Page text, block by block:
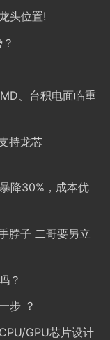
头位置!
、台积电面临重
持龙芯
降30%，成本优
脖子 二哥要另立
？
步 ？
GPU芯片设计